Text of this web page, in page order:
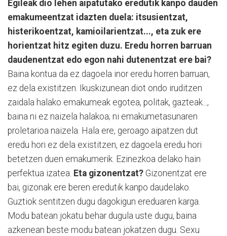
Egileak dio lehen aipatutako eredutik kanpo dauden
emakumeentzat idazten duela: itsusientzat,
histerikoentzat, kamioilarientzat..., eta zuk ere
horientzat hitz egiten duzu. Eredu horren barruan
daudenentzat edo egon nahi dutenentzat ere bai?
Baina kontua da ez dagoela inor eredu horren barruan,
ez dela existitzen. Ikuskizunean diot ondo iruditzen
zaidala halako emakumeak egotea, politak, gazteak...,
baina ni ez naizela halakoa; ni emakumetasunaren
proletarioa naizela. Hala ere, geroago aipatzen dut
eredu hori ez dela existitzen, ez dagoela eredu hori
betetzen duen emakumerik. Ezinezkoa delako hain
perfektua izatea. Eta gizonentzat? Gizonentzat ere
bai, gizonak ere beren eredutik kanpo daudelako.
Guztiok sentitzen dugu dagokigun ereduaren karga.
Modu batean jokatu behar dugula uste dugu, baina
azkenean beste modu batean jokatzen dugu. Sexu